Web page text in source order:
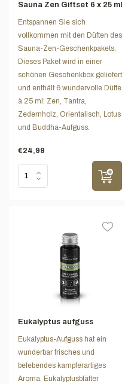
Sauna Zen Giftset 6 x 25 ml
Entspannen Sie sich
vollkommen mit den Düften des
Sauna-Zen-Geschenkpakets.
Dieses Paket wird in einer
schönen Geschenkbox geliefert
und enthält 6 wundervolle Düfte
à 25 ml: Zen, Tantra,
Zedernholz, Orientalisch, Lotus
und Buddha-Aufguss.
€24,99
Eukalyptus aufguss
Eukalyptus-Aufguss hat ein
wunderbar frisches und
belebendes kampferartiges
Aroma. Eukalyptusblätter